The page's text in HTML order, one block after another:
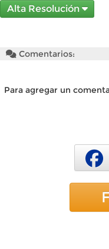
Alta Resolución
Comentarios:
Para agregar un